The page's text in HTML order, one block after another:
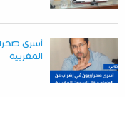
أسرى
المغربية